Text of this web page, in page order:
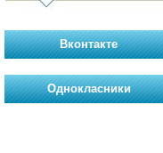
Вконтакте
Однокласники